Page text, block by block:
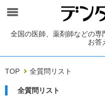
全国の医師、薬剤師などの専
お答
TOP 全質問リスト
全質問リスト